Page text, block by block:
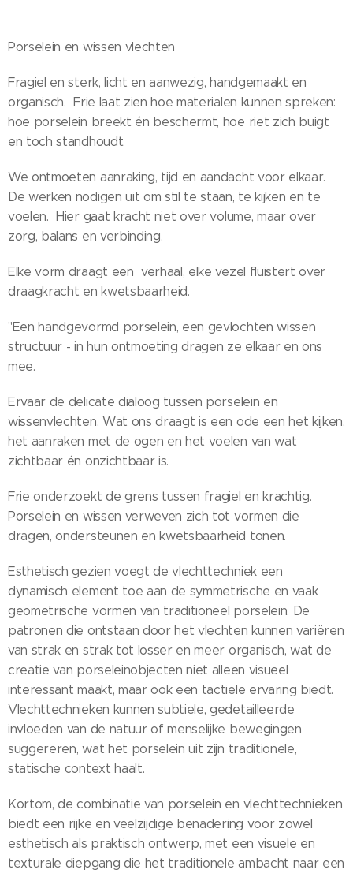
Porselein en wissen vlechten
Fragiel en sterk, licht en aanwezig, handgemaakt en
organisch. Frie laat zien hoe materialen kunnen spreken:
hoe porselein breekt én beschermt, hoe riet zich buigt
en toch standhoudt.
We ontmoeten aanraking, tijd en aandacht voor elkaar.
De werken nodigen uit om stil te staan, te kijken en te
voelen. Hier gaat kracht niet over volume, maar over
zorg, balans en verbinding.
Elke vorm draagt een verhaal, elke vezel fluistert over
draagkracht en kwetsbaarheid.
"Een handgevormd porselein, een gevlochten wissen
structuur - in hun ontmoeting dragen ze elkaar en ons
mee.
Ervaar de delicate dialoog tussen porselein en
wissenvlechten. Wat ons draagt is een ode een het kijken,
het aanraken met de ogen en het voelen van wat
zichtbaar én onzichtbaar is.
Frie onderzoekt de grens tussen fragiel en krachtig.
Porselein en wissen verweven zich tot vormen die
dragen, ondersteunen en kwetsbaarheid tonen.
Esthetisch gezien voegt de vlechttechniek een
dynamisch element toe aan de symmetrische en vaak
geometrische vormen van traditioneel porselein. De
patronen die ontstaan door het vlechten kunnen variëren
van strak en strak tot losser en meer organisch, wat de
creatie van porseleinobjecten niet alleen visueel
interessant maakt, maar ook een tactiele ervaring biedt.
Vlechttechnieken kunnen subtiele, gedetailleerde
invloeden van de natuur of menselijke bewegingen
suggereren, wat het porselein uit zijn traditionele,
statische context haalt.
Kortom, de combinatie van porselein en vlechttechnieken
biedt een rijke en veelzijdige benadering voor zowel
esthetisch als praktisch ontwerp, met een visuele en
texturale diepgang die het traditionele ambacht naar een